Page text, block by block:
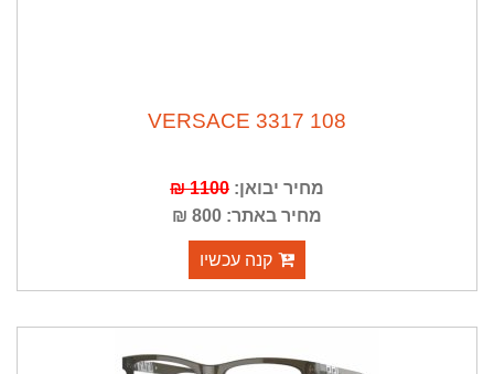
VERSACE 3317 108
מחיר יבואן: 1100 ₪
מחיר באתר: 800 ₪
קנה עכשיו